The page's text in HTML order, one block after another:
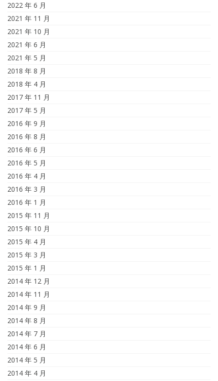
2022 年 6 月
2021 年 11 月
2021 年 10 月
2021 年 6 月
2021 年 5 月
2018 年 8 月
2018 年 4 月
2017 年 11 月
2017 年 5 月
2016 年 9 月
2016 年 8 月
2016 年 6 月
2016 年 5 月
2016 年 4 月
2016 年 3 月
2016 年 1 月
2015 年 11 月
2015 年 10 月
2015 年 4 月
2015 年 3 月
2015 年 1 月
2014 年 12 月
2014 年 11 月
2014 年 9 月
2014 年 8 月
2014 年 7 月
2014 年 6 月
2014 年 5 月
2014 年 4 月